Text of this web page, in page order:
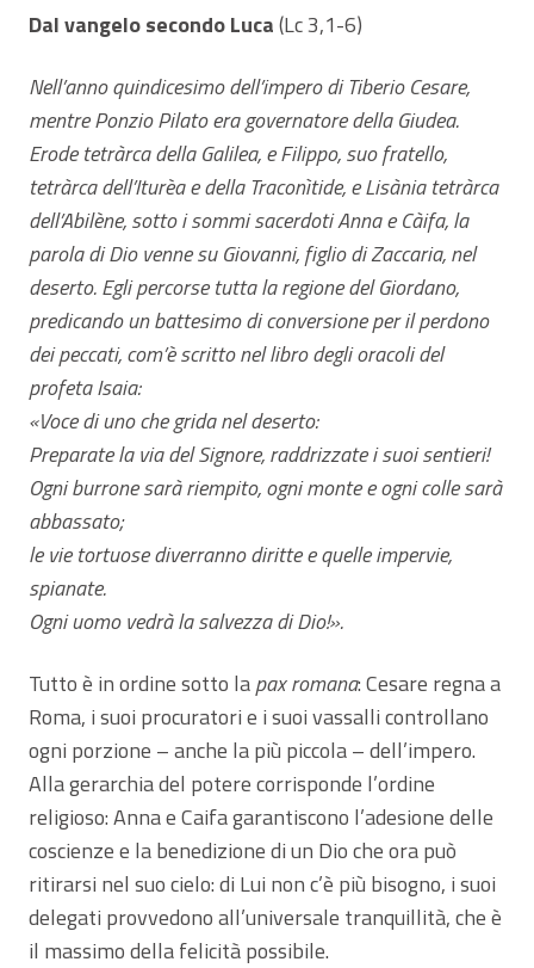
Dal vangelo secondo Luca(Lc 3,1-6)
Nell’anno quindicesimo dell’impero di Tiberio Cesare,
mentre Ponzio Pilato era governatore della Giudea.
Erode tetràrca della Galilea, e Filippo, suo fratello,
tetràrca dell’Iturèa e della Traconìtide, e Lisània tetràrca
dell’Abilène, sotto i sommi sacerdoti Anna e Càifa, la
parola di Dio venne su Giovanni, figlio di Zaccaria, nel
deserto. Egli percorse tutta la regione del Giordano,
predicando un battesimo di conversione per il perdono
dei peccati, com’è scritto nel libro degli oracoli del
profeta Isaia:
«Voce di uno che grida nel deserto:
Preparate la via del Signore, raddrizzate i suoi sentieri!
Ogni burrone sarà riempito, ogni monte e ogni colle sarà
abbassato;
le vie tortuose diverranno diritte e quelle impervie,
spianate.
Ogni uomo vedrà la salvezza di Dio!».
Tutto è in ordine sotto lapax romana: Cesare regna a
Roma, i suoi procuratori e i suoi vassalli controllano
ogni porzione – anche la più piccola – dell’impero.
Alla gerarchia del potere corrisponde l’ordine
religioso: Anna e Caifa garantiscono l’adesione delle
coscienze e la benedizione di un Dio che ora può
ritirarsi nel suo cielo: di Lui non c’è più bisogno, i suoi
delegati provvedono all’universale tranquillità, che è
il massimo della felicità possibile.